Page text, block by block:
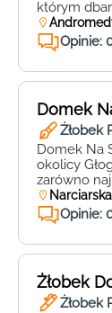
którym
lat 3. Nasz
Naszym
Opinie:
Domek
Żłobek
Domek Na
okolicy
zarówno
wejrzenia
atmosferę
Domek Na
Opinie:
Żłobek
Żłobek